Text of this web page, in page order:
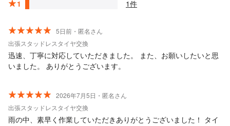
1
1件
5日前・匿名さん
出張スタッドレスタイヤ交換
迅速、丁寧に対応していただきました。 また、お願いしたいと思
いました。 ありがとうございます。
2026年7月5日・匿名さん
出張スタッドレスタイヤ交換
雨の中、素早く作業していただきありがとうございました！ タイ